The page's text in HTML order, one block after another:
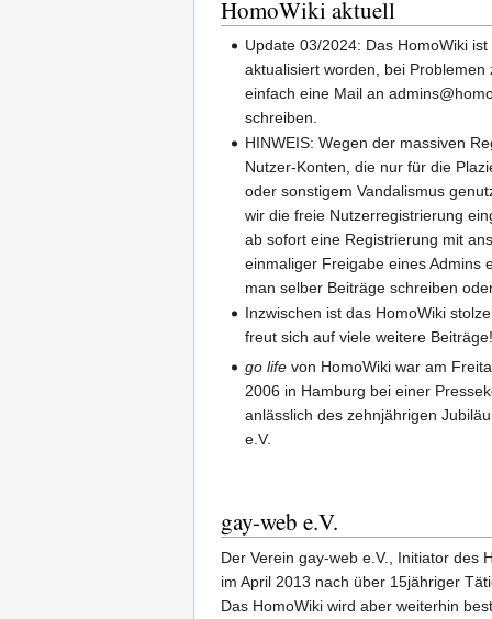
HomoWiki aktuell
Update 03/2024: Das HomoWiki
aktualisiert worden, bei Problemen
einfach eine Mail an
schreiben.
HINWEIS: Wegen der massiven
Nutzer-Konten, die nur für die
oder sonstigem Vandalismus
wir die freie Nutzerregistrierung
ab sofort eine Registrierung mit
einmaliger Freigabe eines Admins
man selber Beiträge schreiben
Inzwischen ist das HomoWiki
freut sich auf viele weitere
go life von HomoWiki war am
2006 in Hamburg bei einer
anlässlich des zehnjährigen
e.V.
gay-web e.V.
Der Verein gay-web e.V., Initiator des
im April 2013 nach über 15jähriger
Das HomoWiki wird aber weiterhin